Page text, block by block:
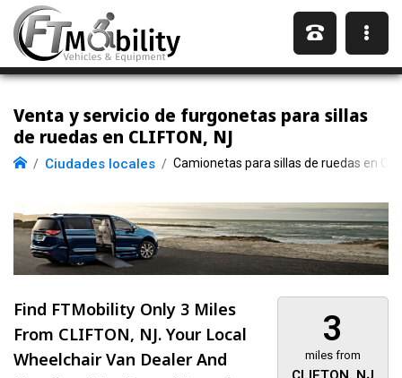
Venta y servicio de furgonetas para sillas
de ruedas en CLIFTON, NJ
Ciudades locales Camionetas para sillas de ruedas en
3
miles from
Find FTMobility Only 3 Miles
From CLIFTON, NJ. Your Local
Wheelchair Van Dealer And